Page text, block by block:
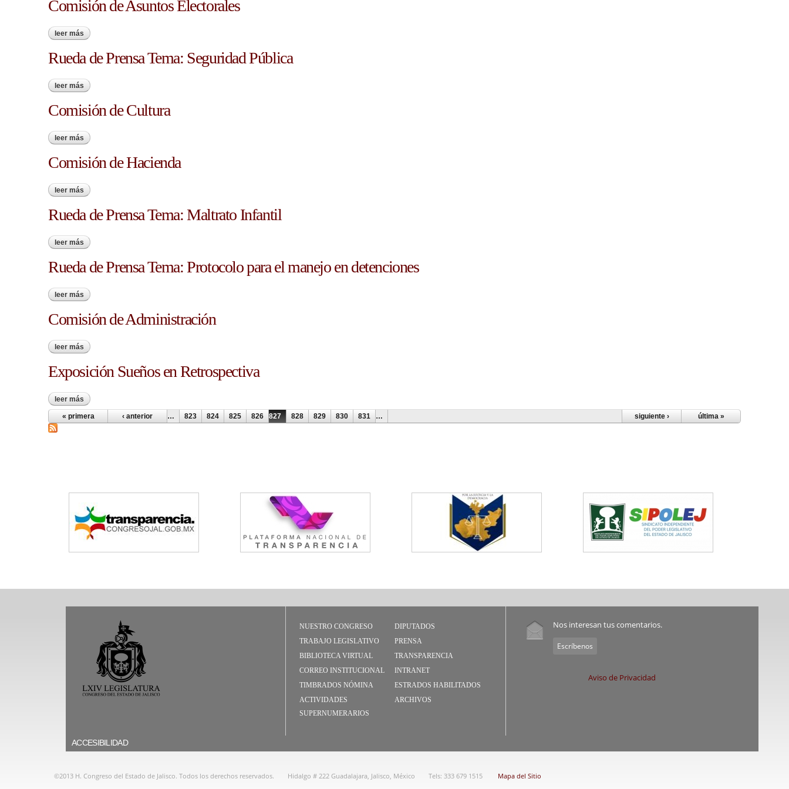
Comisión de Asuntos Electorales
leer más sobre comisión de asuntos electorales
Rueda de Prensa Tema: Seguridad Pública
leer más sobre rueda de prensa tema: seguridad pública
Comisión de Cultura
leer más sobre comisión de cultura
Comisión de Hacienda
leer más sobre comisión de hacienda
Rueda de Prensa Tema: Maltrato Infantil
leer más sobre rueda de prensa tema: maltrato infantil
Rueda de Prensa Tema: Protocolo para el manejo en detenciones
leer más sobre rueda de prensa tema: protocolo para el manejo en detenciones
Comisión de Administración
leer más sobre comisión de administración
Exposición Sueños en Retrospectiva
leer más sobre exposición sueños en retrospectiva
Páginas
« primera ‹ anterior … 823 824 825 826 827 828 829 830 831 … siguiente › última »
NUESTRO CONGRESO
DIPUTADOS
TRABAJO LEGISLATIVO
PRENSA
BIBLIOTECA VIRTUAL
TRANSPARENCIA
CORREO INSTITUCIONAL
INTRANET
TIMBRADOS NÓMINA
ESTRADOS HABILITADOS
ACTIVIDADES
SUPERNUMERARIOS
ARCHIVOS
Nos interesan tus comentarios.
Escríbenos
Aviso de Privacidad
ACCESIBILIDAD
©2013 H. Congreso del Estado de Jalisco. Todos los derechos reservados. Hidalgo # 222 Guadalajara, Jalisco, México Tels: 333 679 1515 Mapa del Sitio